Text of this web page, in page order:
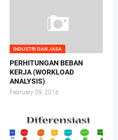
INDUSTRI DAN JASA
PERHITUNGAN BEBAN
KERJA (WORKLOAD
ANALYSIS)
February 09, 2016